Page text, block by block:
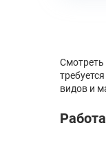
видов и